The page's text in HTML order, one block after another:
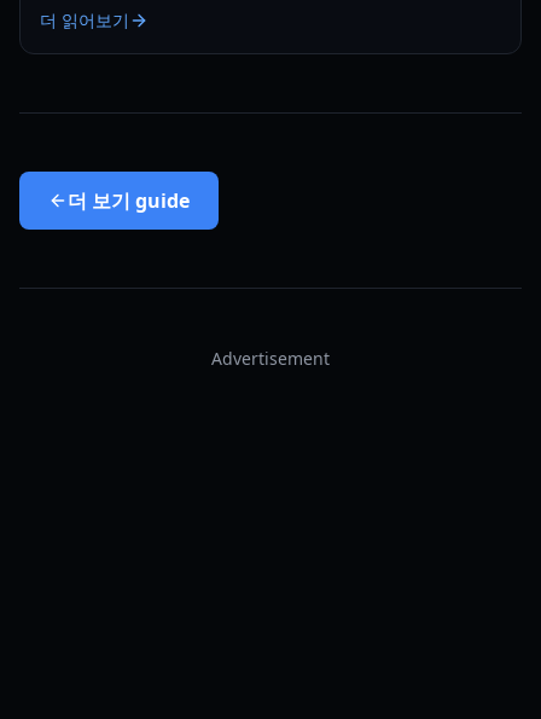
더 읽어보기
더 보기 guide
Advertisement